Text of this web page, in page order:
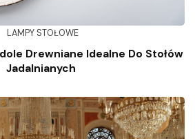
LAMPY STOŁOWE
Drewniane Idealne Do Stołów
Jadalnianych